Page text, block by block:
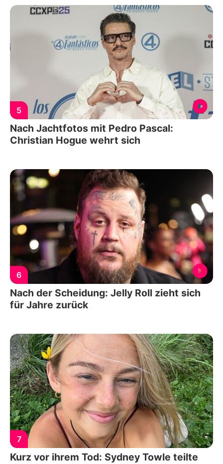
5
Nach Jachtfotos mit Pedro Pascal:
Christian Hogue wehrt sich
6
Nach der Scheidung: Jelly Roll zieht sich
für Jahre zurück
7
Kurz vor ihrem Tod: Sydney Towle teilte